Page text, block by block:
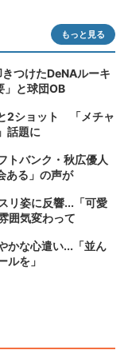
もっと見る
つけたDeNAルーキ
と球団OB
2ショット 「メチャ
話題に
トバンク・秋広優人
ある」の声が
リ姿に反響...「可愛
囲気変わって
かな心遣い...「並ん
ルを」